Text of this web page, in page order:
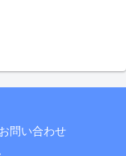
お問い合わせ